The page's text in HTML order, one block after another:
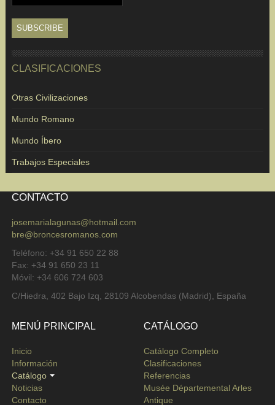
CLASIFICACIONES
Otras Civilizaciones
Mundo Romano
Mundo Íbero
Trabajos Especiales
CONTACTO
josemarialagunas@hotmail.com
bre@broncesromanos.com
Teléfono: +34 91 650 22 88
Fax: +34 91 650 23 11
Móvil: +34 606 724 603
C/Hiedra, 402 Bajo Izq, 28109 Alcobendas (Madrid), España
MENÚ PRINCIPAL
Inicio
Información
Catálogo
Noticias
Contacto
CATÁLOGO
Catálogo Completo
Clasificaciones
Referencias
Musée Départemental Arles
Antique